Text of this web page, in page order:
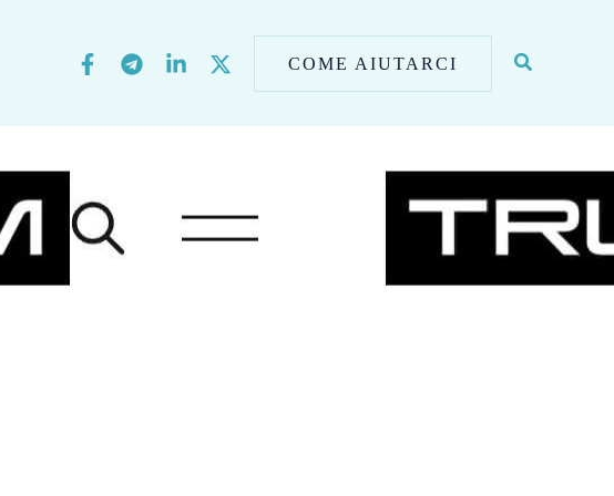
COME AIUTARCI